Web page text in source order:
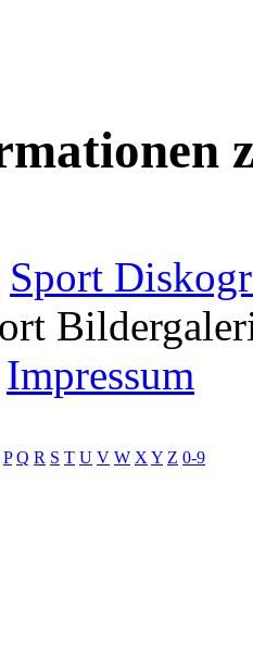
Sport
Impressum
P Q R S T U V W X Y Z 0-9